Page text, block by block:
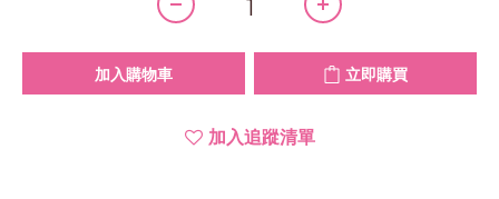
加入購物車 立即購買
加入追蹤清單